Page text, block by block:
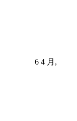
6 4 月,